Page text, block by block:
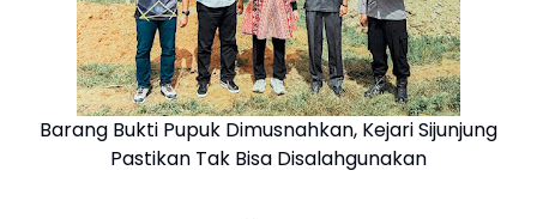
Barang Bukti Pupuk Dimusnahkan, Kejari Sijunjung
Pastikan Tak Bisa Disalahgunakan